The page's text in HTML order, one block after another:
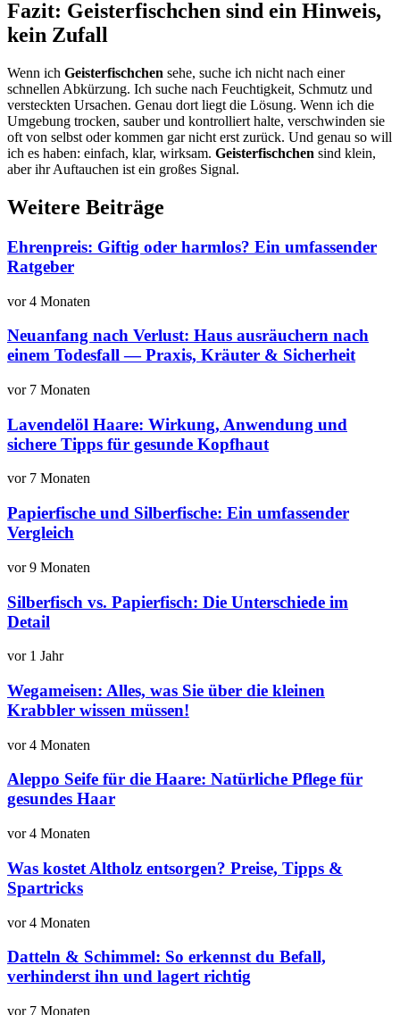
Fazit: Geisterfischchen sind ein Hinweis,
kein Zufall
Wenn ich Geisterfischchen sehe, suche ich nicht nach einer
schnellen Abkürzung. Ich suche nach Feuchtigkeit, Schmutz und
versteckten Ursachen. Genau dort liegt die Lösung. Wenn ich die
Umgebung trocken, sauber und kontrolliert halte, verschwinden sie
oft von selbst oder kommen gar nicht erst zurück. Und genau so will
ich es haben: einfach, klar, wirksam. Geisterfischchen sind klein,
aber ihr Auftauchen ist ein großes Signal.
Weitere Beiträge
Ehrenpreis: Giftig oder harmlos? Ein umfassender
Ratgeber
vor 4 Monaten
Neuanfang nach Verlust: Haus ausräuchern nach
einem Todesfall — Praxis, Kräuter & Sicherheit
vor 7 Monaten
Lavendelöl Haare: Wirkung, Anwendung und
sichere Tipps für gesunde Kopfhaut
vor 7 Monaten
Papierfische und Silberfische: Ein umfassender
Vergleich
vor 9 Monaten
Silberfisch vs. Papierfisch: Die Unterschiede im
Detail
vor 1 Jahr
Wegameisen: Alles, was Sie über die kleinen
Krabbler wissen müssen!
vor 4 Monaten
Aleppo Seife für die Haare: Natürliche Pflege für
gesundes Haar
vor 4 Monaten
Was kostet Altholz entsorgen? Preise, Tipps &
Spartricks
vor 4 Monaten
Datteln & Schimmel: So erkennst du Befall,
verhinderst ihn und lagert richtig
vor 7 Monaten